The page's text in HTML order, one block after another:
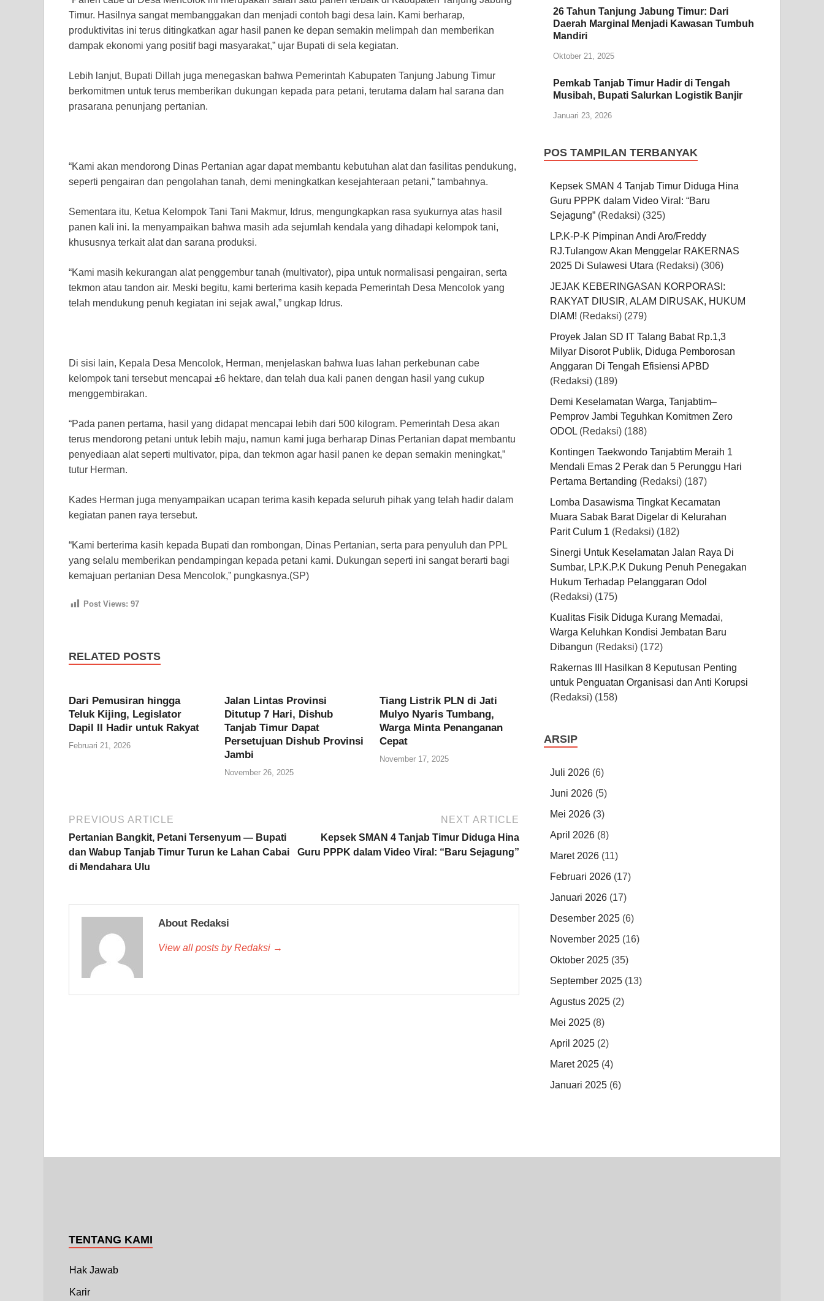
Timur. Hasilnya sangat membanggakan dan menjadi contoh bagi desa lain. Kami berharap,
produktivitas ini terus ditingkatkan agar hasil panen ke depan semakin melimpah dan memberikan
dampak ekonomi yang positif bagi masyarakat,” ujar Bupati di sela kegiatan.
Lebih lanjut, Bupati Dillah juga menegaskan bahwa Pemerintah Kabupaten Tanjung Jabung Timur
berkomitmen untuk terus memberikan dukungan kepada para petani, terutama dalam hal sarana dan
prasarana penunjang pertanian.
“Kami akan mendorong Dinas Pertanian agar dapat membantu kebutuhan alat dan fasilitas pendukung,
seperti pengairan dan pengolahan tanah, demi meningkatkan kesejahteraan petani,” tambahnya.
Sementara itu, Ketua Kelompok Tani Tani Makmur, Idrus, mengungkapkan rasa syukurnya atas hasil
panen kali ini. Ia menyampaikan bahwa masih ada sejumlah kendala yang dihadapi kelompok tani,
khususnya terkait alat dan sarana produksi.
“Kami masih kekurangan alat penggembur tanah (multivator), pipa untuk normalisasi pengairan, serta
tekmon atau tandon air. Meski begitu, kami berterima kasih kepada Pemerintah Desa Mencolok yang
telah mendukung penuh kegiatan ini sejak awal,” ungkap Idrus.
Di sisi lain, Kepala Desa Mencolok, Herman, menjelaskan bahwa luas lahan perkebunan cabe
kelompok tani tersebut mencapai ±6 hektare, dan telah dua kali panen dengan hasil yang cukup
menggembirakan.
“Pada panen pertama, hasil yang didapat mencapai lebih dari 500 kilogram. Pemerintah Desa akan
terus mendorong petani untuk lebih maju, namun kami juga berharap Dinas Pertanian dapat membantu
penyediaan alat seperti multivator, pipa, dan tekmon agar hasil panen ke depan semakin meningkat,”
tutur Herman.
Kades Herman juga menyampaikan ucapan terima kasih kepada seluruh pihak yang telah hadir dalam
kegiatan panen raya tersebut.
“Kami berterima kasih kepada Bupati dan rombongan, Dinas Pertanian, serta para penyuluh dan PPL
yang selalu memberikan pendampingan kepada petani kami. Dukungan seperti ini sangat berarti bagi
kemajuan pertanian Desa Mencolok,” pungkasnya.(SP)
Post Views: 97
RELATED POSTS
Dari Pemusiran hingga
Teluk Kijing, Legislator
Dapil II Hadir untuk Rakyat
Februari 21, 2026
Jalan Lintas Provinsi
Ditutup 7 Hari, Dishub
Tanjab Timur Dapat
Persetujuan Dishub Provinsi
Jambi
November 26, 2025
Tiang Listrik PLN di Jati
Mulyo Nyaris Tumbang,
Warga Minta Penanganan
Cepat
November 17, 2025
PREVIOUS ARTICLE
Pertanian Bangkit, Petani Tersenyum — Bupati
dan Wabup Tanjab Timur Turun ke Lahan Cabai
di Mendahara Ulu
NEXT ARTICLE
Kepsek SMAN 4 Tanjab Timur Diduga Hina
Guru PPPK dalam Video Viral: “Baru Sejagung”
About Redaksi
View all posts by Redaksi →
26 Tahun Tanjung Jabung Timur: Dari
Daerah Marginal Menjadi Kawasan Tumbuh
Mandiri
Oktober 21, 2025
Pemkab Tanjab Timur Hadir di Tengah
Musibah, Bupati Salurkan Logistik Banjir
Januari 23, 2026
POS TAMPILAN TERBANYAK
Kepsek SMAN 4 Tanjab Timur Diduga Hina
Guru PPPK dalam Video Viral: “Baru
Sejagung” (Redaksi) (325)
LP.K-P-K Pimpinan Andi Aro/Freddy
RJ.Tulangow Akan Menggelar RAKERNAS
2025 Di Sulawesi Utara (Redaksi) (306)
JEJAK KEBERINGASAN KORPORASI:
RAKYAT DIUSIR, ALAM DIRUSAK, HUKUM
DIAM! (Redaksi) (279)
Proyek Jalan SD IT Talang Babat Rp.1,3
Milyar Disorot Publik, Diduga Pemborosan
Anggaran Di Tengah Efisiensi APBD
(Redaksi) (189)
Demi Keselamatan Warga, Tanjabtim–
Pemprov Jambi Teguhkan Komitmen Zero
ODOL (Redaksi) (188)
Kontingen Taekwondo Tanjabtim Meraih 1
Mendali Emas 2 Perak dan 5 Perunggu Hari
Pertama Bertanding (Redaksi) (187)
Lomba Dasawisma Tingkat Kecamatan
Muara Sabak Barat Digelar di Kelurahan
Parit Culum 1 (Redaksi) (182)
Sinergi Untuk Keselamatan Jalan Raya Di
Sumbar, LP.K.P.K Dukung Penuh Penegakan
Hukum Terhadap Pelanggaran Odol
(Redaksi) (175)
Kualitas Fisik Diduga Kurang Memadai,
Warga Keluhkan Kondisi Jembatan Baru
Dibangun (Redaksi) (172)
Rakernas III Hasilkan 8 Keputusan Penting
untuk Penguatan Organisasi dan Anti Korupsi
(Redaksi) (158)
ARSIP
Juli 2026 (6)
Juni 2026 (5)
Mei 2026 (3)
April 2026 (8)
Maret 2026 (11)
Februari 2026 (17)
Januari 2026 (17)
Desember 2025 (6)
November 2025 (16)
Oktober 2025 (35)
September 2025 (13)
Agustus 2025 (2)
Mei 2025 (8)
April 2025 (2)
Maret 2025 (4)
Januari 2025 (6)
TENTANG KAMI
Hak Jawab
Karir